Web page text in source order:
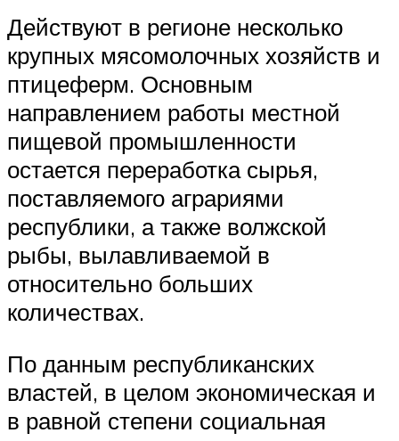
Действуют в регионе несколько
крупных мясомолочных хозяйств и
птицеферм. Основным
направлением работы местной
пищевой промышленности
остается переработка сырья,
поставляемого аграриями
республики, а также волжской
рыбы, вылавливаемой в
относительно больших
количествах.
По данным республиканских
властей, в целом экономическая и
в равной степени социальная